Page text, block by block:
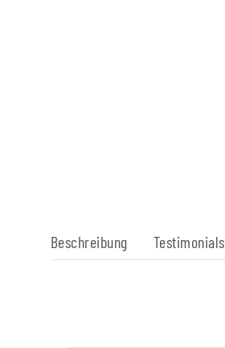
Beschreibung Testimonials